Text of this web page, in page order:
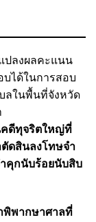
ปลงผลคะแนน
บได้ในการสอบ
ลในพื้นที่จังหวัด
คดีทุจริตใหญ่ที่
ดสินลงโทษจำ
คุกนับร้อยนับสิบ
พิพากษาศาลที่